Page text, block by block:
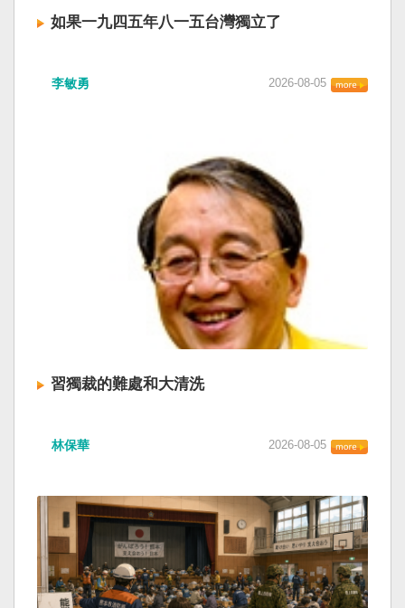
如果一九四五年八一五台灣獨立了
李敏勇 2026-08-05
習獨裁的難處和大清洗
林保華 2026-08-05